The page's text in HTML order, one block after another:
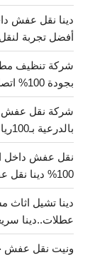
أفضل تجربة
بجودة 100% اتصل الان
شركة نقل عفش
بالدرعية بـ100ريال خصم على خدمات التغليف
100% دينا نقل عفش داخل الرياض
عطلات..دينا
ونيت نقل عفش